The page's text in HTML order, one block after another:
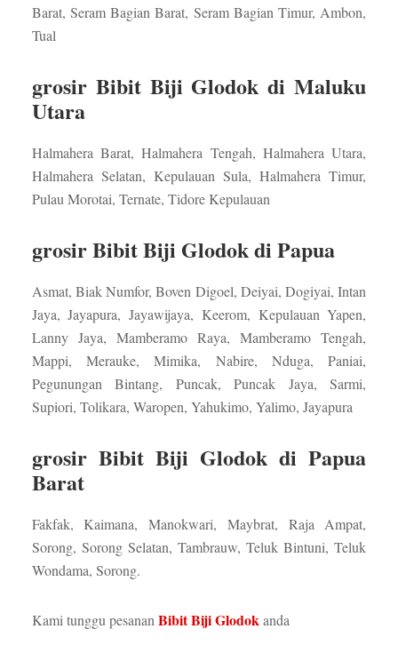
Barat, Seram Bagian Barat, Seram Bagian Timur, Ambon,
Tual
grosir Bibit Biji Glodok di Maluku
Utara
Halmahera Barat, Halmahera Tengah, Halmahera Utara,
Halmahera Selatan, Kepulauan Sula, Halmahera Timur,
Pulau Morotai, Ternate, Tidore Kepulauan
grosir Bibit Biji Glodok di Papua
Asmat, Biak Numfor, Boven Digoel, Deiyai, Dogiyai, Intan
Jaya, Jayapura, Jayawijaya, Keerom, Kepulauan Yapen,
Lanny Jaya, Mamberamo Raya, Mamberamo Tengah,
Mappi, Merauke, Mimika, Nabire, Nduga, Paniai,
Pegunungan Bintang, Puncak, Puncak Jaya, Sarmi,
Supiori, Tolikara, Waropen, Yahukimo, Yalimo, Jayapura
grosir Bibit Biji Glodok di Papua
Barat
Fakfak, Kaimana, Manokwari, Maybrat, Raja Ampat,
Sorong, Sorong Selatan, Tambrauw, Teluk Bintuni, Teluk
Wondama, Sorong.
Kami tunggu pesananBibit Biji Glodokanda